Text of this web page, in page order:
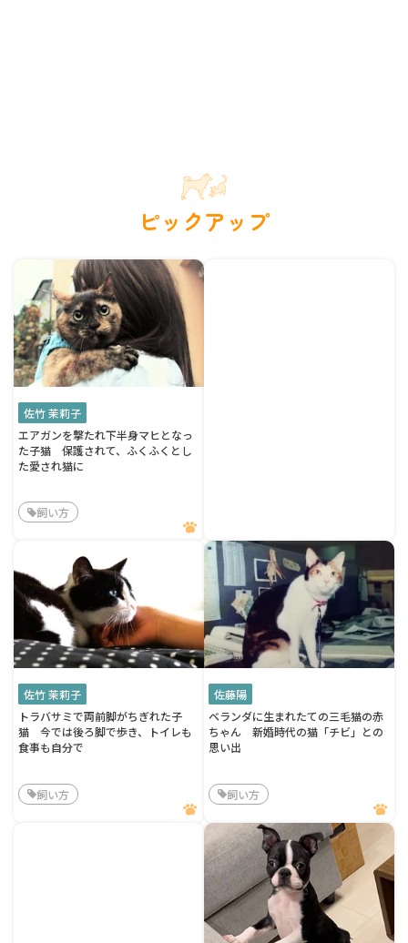
ピックアップ
佐竹 茉莉子
エアガンを撃たれ下半身マヒとなっ
た子猫 保護されて、ふくふくとし
た愛され猫に
飼い方
佐竹 茉莉子
トラバサミで両前脚がちぎれた子
猫 今では後ろ脚で歩き、トイレも
食事も自分で
飼い方
佐藤陽
ベランダに生まれたての三毛猫の赤
ちゃん 新婚時代の猫「チビ」との
思い出
飼い方